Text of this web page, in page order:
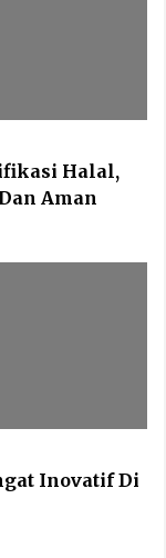
Halal,
Aman
Inovatif Di